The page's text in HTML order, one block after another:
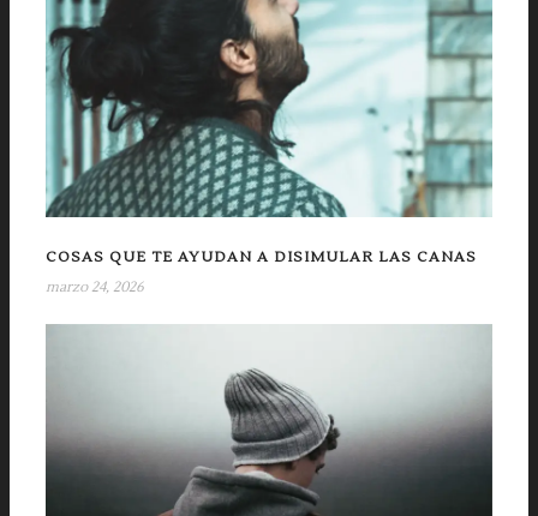
COSAS QUE TE AYUDAN A DISIMULAR LAS CANAS
marzo 24, 2026